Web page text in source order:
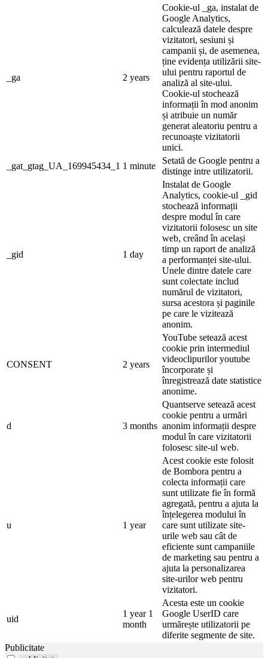
_ga 2 years
Cookie-ul _ga, instalat de
Google Analytics,
calculează datele despre
vizitatori, sesiuni și
campanii și, de asemenea,
ține evidența utilizării site-
ului pentru raportul de
analiză al site-ului.
Cookie-ul stochează
informații în mod anonim
și atribuie un număr
generat aleatoriu pentru a
recunoaște vizitatorii
unici.
_gat_gtag_UA_169945434_1 1 minute
Setată de Google pentru a
distinge intre utilizatorii.
_gid 1 day
Instalat de Google
Analytics, cookie-ul _gid
stochează informații
despre modul în care
vizitatorii folosesc un site
web, creând în același
timp un raport de analiză
a performanței site-ului.
Unele dintre datele care
sunt colectate includ
numărul de vizitatori,
sursa acestora și paginile
pe care le vizitează
anonim.
CONSENT 2 years
YouTube setează acest
cookie prin intermediul
videoclipurilor youtube
încorporate și
înregistrează date statistice
anonime.
d 3 months
Quantserve setează acest
cookie pentru a urmări
anonim informații despre
modul în care vizitatorii
folosesc site-ul web.
u 1 year
Acest cookie este folosit
de Bombora pentru a
colecta informații care
sunt utilizate fie în formă
agregată, pentru a ajuta la
înțelegerea modului în
care sunt utilizate site-
urile web sau cât de
eficiente sunt campaniile
de marketing sau pentru a
ajuta la personalizarea
site-urilor web pentru
vizitatori.
uid
1 year 1
month
Acesta este un cookie
Google UserID care
urmărește utilizatorii pe
diferite segmente de site.
Publicitate